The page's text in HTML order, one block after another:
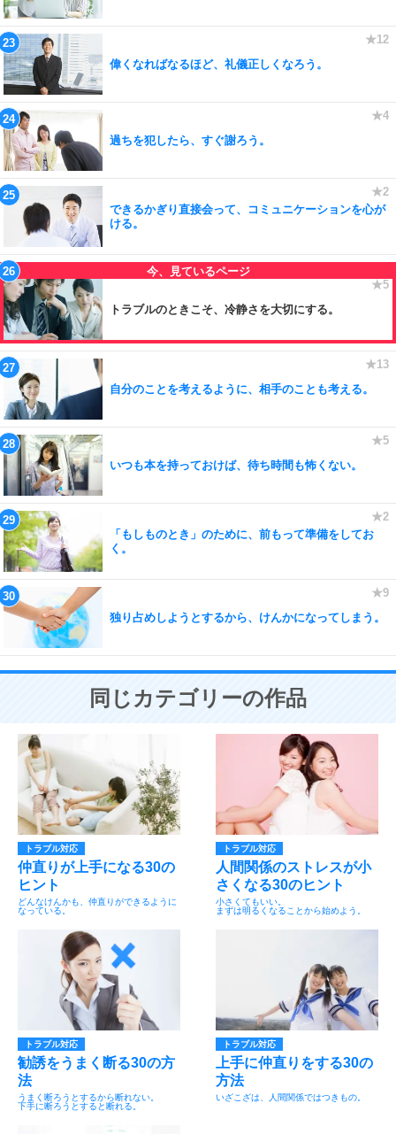
偉くなればなるほど、礼儀正しくなろう。
過ちを犯したら、すぐ謝ろう。
できるかぎり直接会って、コミュニケーションを心が
ける。
トラブルのときこそ、冷静さを大切にする。
自分のことを考えるように、相手のことも考える。
いつも本を持っておけば、待ち時間も怖くない。
「もしものとき」のために、前もって準備をしてお
く。
独り占めしようとするから、けんかになってしまう。
同じカテゴリーの作品
トラブル対応
仲直りが上手になる30の
ヒント
どんなけんかも、仲直りができるように
なっている。
トラブル対応
人間関係のストレスが小
さくなる30のヒント
小さくてもいい。
まずは明るくなることから始めよう。
トラブル対応
勧誘をうまく断る30の方
法
うまく断ろうとするから断れない。
下手に断ろうとすると断れる。
トラブル対応
上手に仲直りをする30の
方法
いざこざは、人間関係ではつきもの。